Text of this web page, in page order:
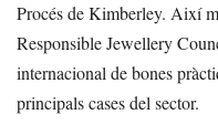
Procés de Kimberley. Així
Responsible Jewellery
internacional de bones
principals cases del sector.